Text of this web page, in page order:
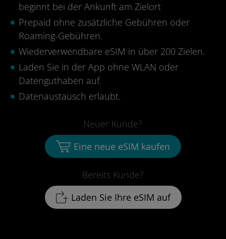
beginnt bei der Ankunft am Zielort
Prepaid ohne zusätzliche Gebühren oder
Roaming-Gebühren.
Wiederverwendbare eSIM in über 200 Zielen.
Laden Sie in der App ohne WLAN oder
Datenguthaben auf.
Datenaustausch erlaubt.
Bereits Kunde?
Laden Sie Ihre eSIM auf
Neuer Kunde?
Eine neue eSIM kaufen